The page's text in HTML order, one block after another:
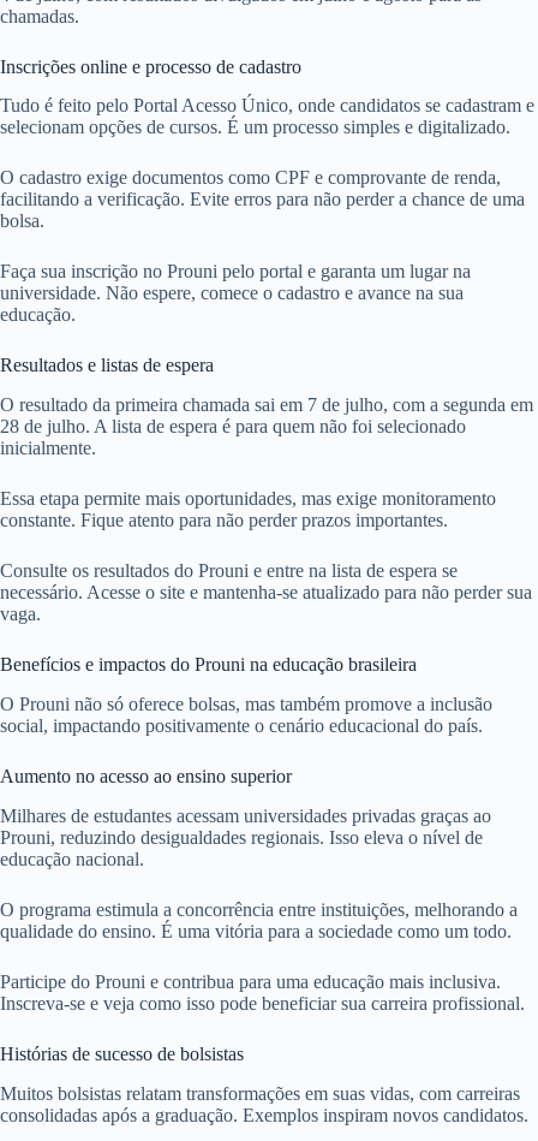
chamadas.
Inscrições online e processo de cadastro
Tudo é feito pelo Portal Acesso Único, onde candidatos se cadastram e
selecionam opções de cursos. É um processo simples e digitalizado.
O cadastro exige documentos como CPF e comprovante de renda,
facilitando a verificação. Evite erros para não perder a chance de uma
bolsa.
Faça sua inscrição no Prouni pelo portal e garanta um lugar na
universidade. Não espere, comece o cadastro e avance na sua
educação.
Resultados e listas de espera
O resultado da primeira chamada sai em 7 de julho, com a segunda em
28 de julho. A lista de espera é para quem não foi selecionado
inicialmente.
Essa etapa permite mais oportunidades, mas exige monitoramento
constante. Fique atento para não perder prazos importantes.
Consulte os resultados do Prouni e entre na lista de espera se
necessário. Acesse o site e mantenha-se atualizado para não perder sua
vaga.
Benefícios e impactos do Prouni na educação brasileira
O Prouni não só oferece bolsas, mas também promove a inclusão
social, impactando positivamente o cenário educacional do país.
Aumento no acesso ao ensino superior
Milhares de estudantes acessam universidades privadas graças ao
Prouni, reduzindo desigualdades regionais. Isso eleva o nível de
educação nacional.
O programa estimula a concorrência entre instituições, melhorando a
qualidade do ensino. É uma vitória para a sociedade como um todo.
Participe do Prouni e contribua para uma educação mais inclusiva.
Inscreva-se e veja como isso pode beneficiar sua carreira profissional.
Histórias de sucesso de bolsistas
Muitos bolsistas relatam transformações em suas vidas, com carreiras
consolidadas após a graduação. Exemplos inspiram novos candidatos.